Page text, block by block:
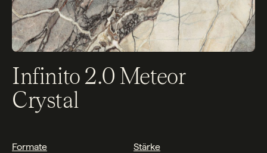
Infinito 2.0 Meteor
Crystal
Formate
Stärke